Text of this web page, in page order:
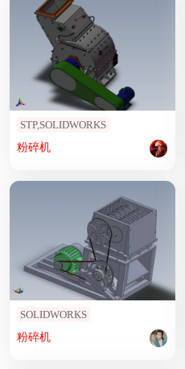
STP,SOLIDWORKS
粉碎机
SOLIDWORKS
粉碎机